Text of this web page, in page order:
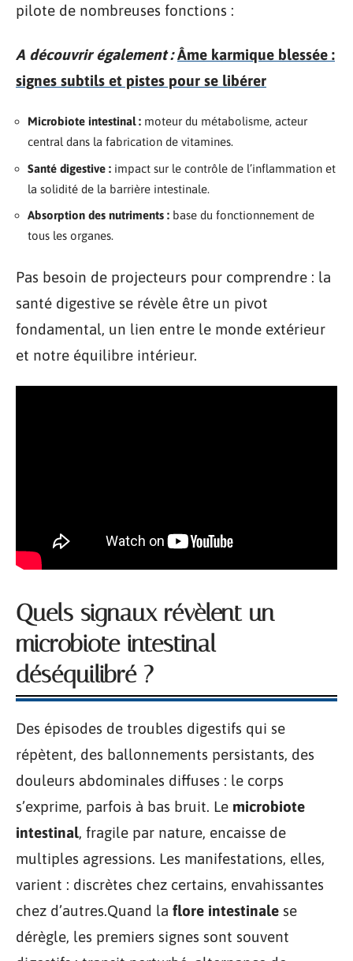
pilote de nombreuses fonctions :
A découvrir également : Âme karmique blessée :
signes subtils et pistes pour se libérer
Microbiote intestinal : moteur du métabolisme, acteur
central dans la fabrication de vitamines.
Santé digestive : impact sur le contrôle de l’inflammation et
la solidité de la barrière intestinale.
Absorption des nutriments : base du fonctionnement de
tous les organes.
Pas besoin de projecteurs pour comprendre : la
santé digestive se révèle être un pivot
fondamental, un lien entre le monde extérieur
et notre équilibre intérieur.
Quels signaux révèlent un
microbiote intestinal
déséquilibré ?
Des épisodes de troubles digestifs qui se
répètent, des ballonnements persistants, des
douleurs abdominales diffuses : le corps
s’exprime, parfois à bas bruit. Le microbiote
intestinal, fragile par nature, encaisse de
multiples agressions. Les manifestations, elles,
varient : discrètes chez certains, envahissantes
chez d’autres.Quand la flore intestinale se
dérègle, les premiers signes sont souvent